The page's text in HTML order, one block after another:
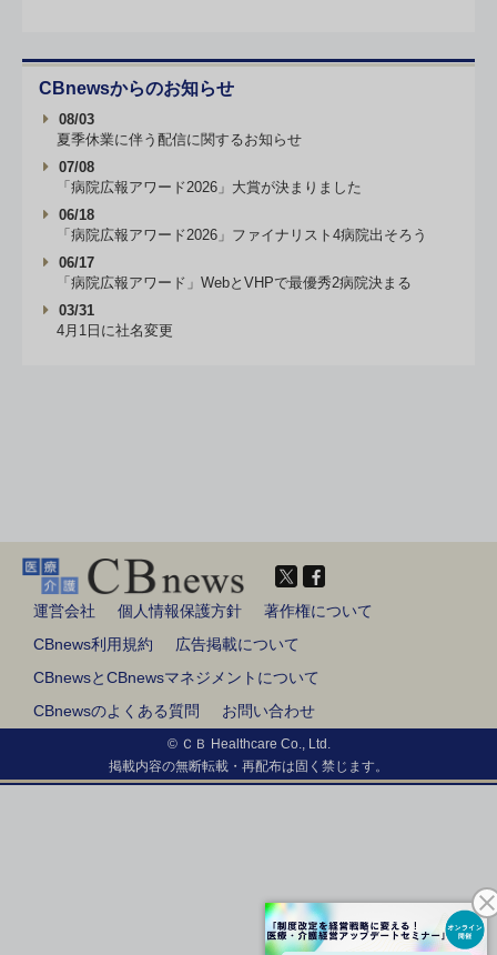
CBnewsからのお知らせ
08/03
夏季休業に伴う配信に関するお知らせ
07/08
「病院広報アワード2026」大賞が決まりました
06/18
「病院広報アワード2026」ファイナリスト4病院出そろう
06/17
「病院広報アワード」WebとVHPで最優秀2病院決まる
03/31
4月1日に社名変更
運営会社 個人情報保護方針
著作権について
CBnews利用規約
広告掲載について
CBnewsとCBnewsマネジメントについて
CBnewsのよくある質問
お問い合わせ
© ＣＢ Healthcare Co., Ltd.
掲載内容の無断転載・再配布は固く禁じます。